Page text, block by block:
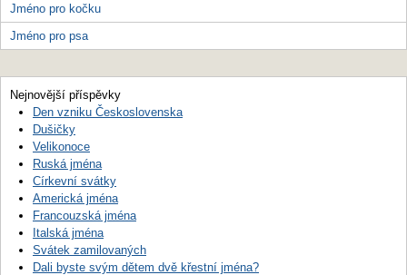
Jméno pro kočku
Jméno pro psa
Nejnovější příspěvky
Den vzniku Československa
Dušičky
Velikonoce
Ruská jména
Církevní svátky
Americká jména
Francouzská jména
Italská jména
Svátek zamilovaných
Dali byste svým dětem dvě křestní jména?